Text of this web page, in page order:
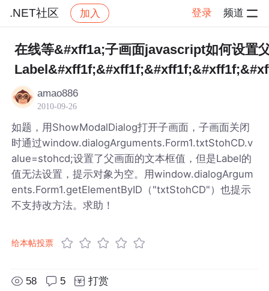
.NET社区 加入 登录 频道
社区 .NET社区 帖子详情
在线等&#xff1a;子画面javascript如何设置
amao886
2010-09-26
如题，用ShowModalDialog打开子画面，子画面关闭
时通过window.dialogArguments.Form1.txtStohCD.v
alue=stohcd;设置了父画面的文本框值，但是Label的
值无法设置，提示对象为空。用window.dialogArgum
ents.Form1.getElementByID（"txtStohCD"）也提示
不支持改方法。求助！
给本帖投票
58 5 打赏